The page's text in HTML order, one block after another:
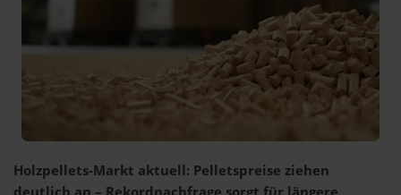
Holzpellets-Markt aktuell: Pelletspreise ziehen